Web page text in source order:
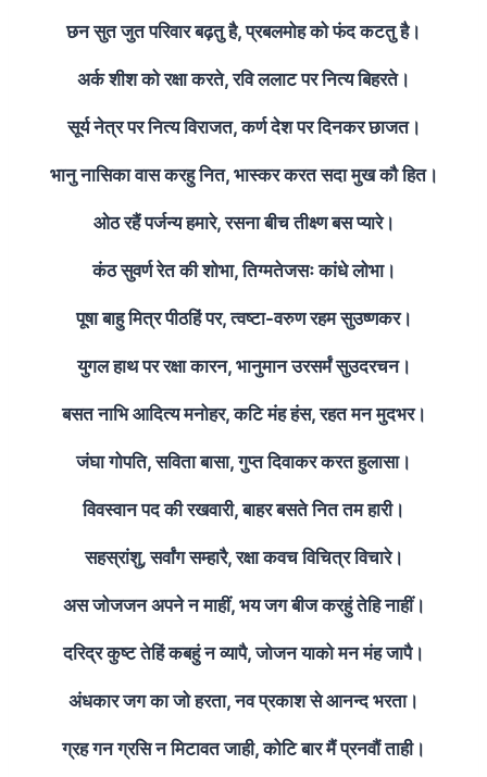
छन सुत जुत परिवार बढ़तु है, प्रबलमोह को फंद कटतु है।
अर्क शीश को रक्षा करते, रवि ललाट पर नित्य बिहरते।
सूर्य नेत्र पर नित्य विराजत, कर्ण देश पर दिनकर छाजत।
भानु नासिका वास करहु नित, भास्कर करत सदा मुख कौ हित।
ओठ रहैं पर्जन्य हमारे, रसना बीच तीक्ष्ण बस प्यारे।
कंठ सुवर्ण रेत की शोभा, तिग्मतेजसः कांधे लोभा।
पूषा बाहु मित्र पीठहिं पर, त्वष्टा-वरुण रहम सुउष्णकर।
युगल हाथ पर रक्षा कारन, भानुमान उरसर्मं सुउदरचन।
बसत नाभि आदित्य मनोहर, कटि मंह हंस, रहत मन मुदभर।
जंघा गोपति, सविता बासा, गुप्त दिवाकर करत हुलासा।
विवस्वान पद की रखवारी, बाहर बसते नित तम हारी।
सहस्रांशु, सर्वांग सम्हारै, रक्षा कवच विचित्र विचारे।
अस जोजजन अपने न माहीं, भय जग बीज करहुं तेहि नाहीं।
दरिद्र कुष्ट तेहिं कबहुं न व्यापै, जोजन याको मन मंह जापै।
अंधकार जग का जो हरता, नव प्रकाश से आनन्द भरता।
ग्रह गन ग्रसि न मिटावत जाही, कोटि बार मैं प्रनवौं ताही।